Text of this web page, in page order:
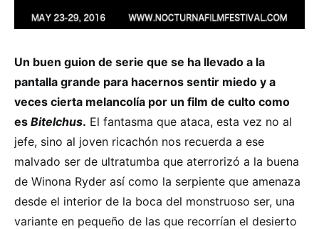
Un buen guion de serie que se ha llevado a la
pantalla grande para hacernos sentir miedo y a
veces cierta melancolía por un film de culto como
es Bitelchus. El fantasma que ataca, esta vez no al
jefe, sino al joven ricachón nos recuerda a ese
malvado ser de ultratumba que aterrorizó a la buena
de Winona Ryder así como la serpiente que amenaza
desde el interior de la boca del monstruoso ser, una
variante en pequeño de las que recorrían el desierto